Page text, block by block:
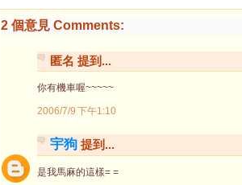
2 個意見 Comments:
匿名 提到...
你有機車喔~~~~~
2006/7/9 下午1:10
宇狗 提到...
是我馬麻的這樣= =